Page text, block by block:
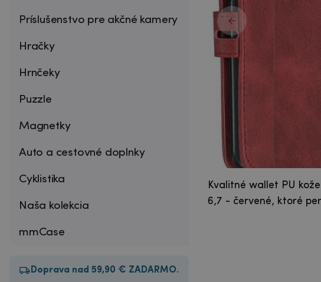
Príslušenstvo pre akčné kamery
Hračky
Hrnčeky
Puzzle
Magnetky
Auto a cestovné doplnky
Cyklistika
Naša kolekcia
mmCase
Doprava nad 59,90 € ZADARMO.
Kvalitné wallet PU
6,7 - červené, ktoré